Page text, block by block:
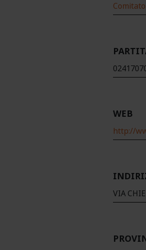
WEB
http://
VIA